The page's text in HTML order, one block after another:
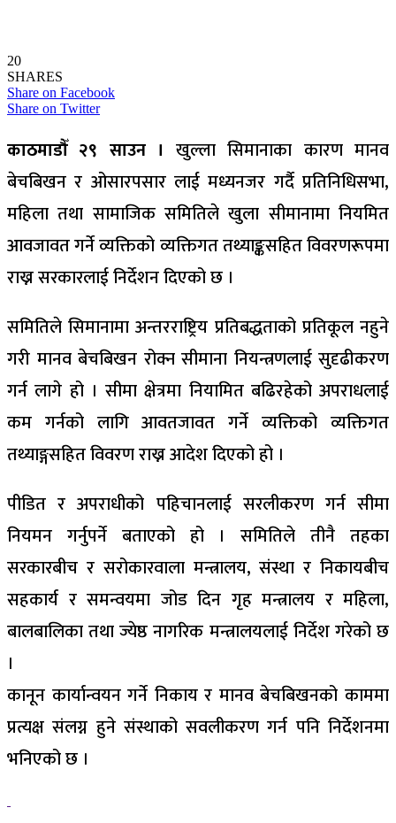
20
SHARES
Share on Facebook
Share on Twitter
काठमाडौँ २९ साउन । खुल्ला सिमानाका कारण मानव
बेचबिखन र ओसारपसार लाई मध्यनजर गर्दै प्रतिनिधिसभा,
महिला तथा सामाजिक समितिले खुला सीमानामा नियमित
आवजावत गर्ने व्यक्तिको व्यक्तिगत तथ्याङ्कसहित विवरणरूपमा
राख्न सरकारलाई निर्देशन दिएको छ ।
समितिले सिमानामा अन्तरराष्ट्रिय प्रतिबद्धताको प्रतिकूल नहुने
गरी मानव बेचबिखन रोक्न सीमाना नियन्त्रणलाई सुदृढीकरण
गर्न लागे हो । सीमा क्षेत्रमा नियामित बढिरहेको अपराधलाई
कम गर्नको लागि आवतजावत गर्ने व्यक्तिको व्यक्तिगत
तथ्याङ्गसहित विवरण राख्न आदेश दिएको हो ।
पीडित र अपराधीको पहिचानलाई सरलीकरण गर्न सीमा
नियमन गर्नुपर्ने बताएको हो । समितिले तीनै तहका
सरकारबीच र सरोकारवाला मन्त्रालय, संस्था र निकायबीच
सहकार्य र समन्वयमा जोड दिन गृह मन्त्रालय र महिला,
बालबालिका तथा ज्येष्ठ नागरिक मन्त्रालयलाई निर्देश गरेको छ
।
कानून कार्यान्वयन गर्ने निकाय र मानव बेचबिखनको काममा
प्रत्यक्ष संलग्न हुने संस्थाको सवलीकरण गर्न पनि निर्देशनमा
भनिएको छ ।